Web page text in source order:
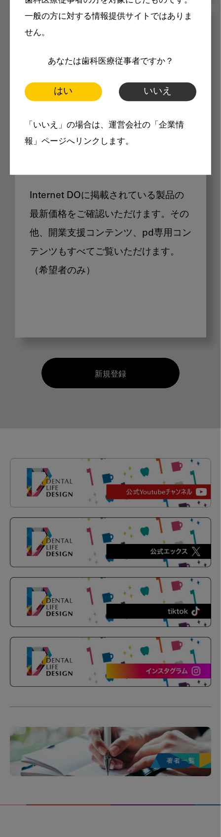
一般の方に対する情報提供サイトではありま
せん。
あなたは歯科医療従事者ですか？
はい いいえ
「いいえ」の場合は、運営会社の「企業情
報」ページへリンクします。
Internet DOに掲載されている
製品価格も閲覧可能
Internet DOに掲載されている製品の
最新価格をご確認いただけます。その
他、開業支援コンテンツ、pd専用コン
テンツもすべてご覧いただけます。
（希望者のみ）
新規登録